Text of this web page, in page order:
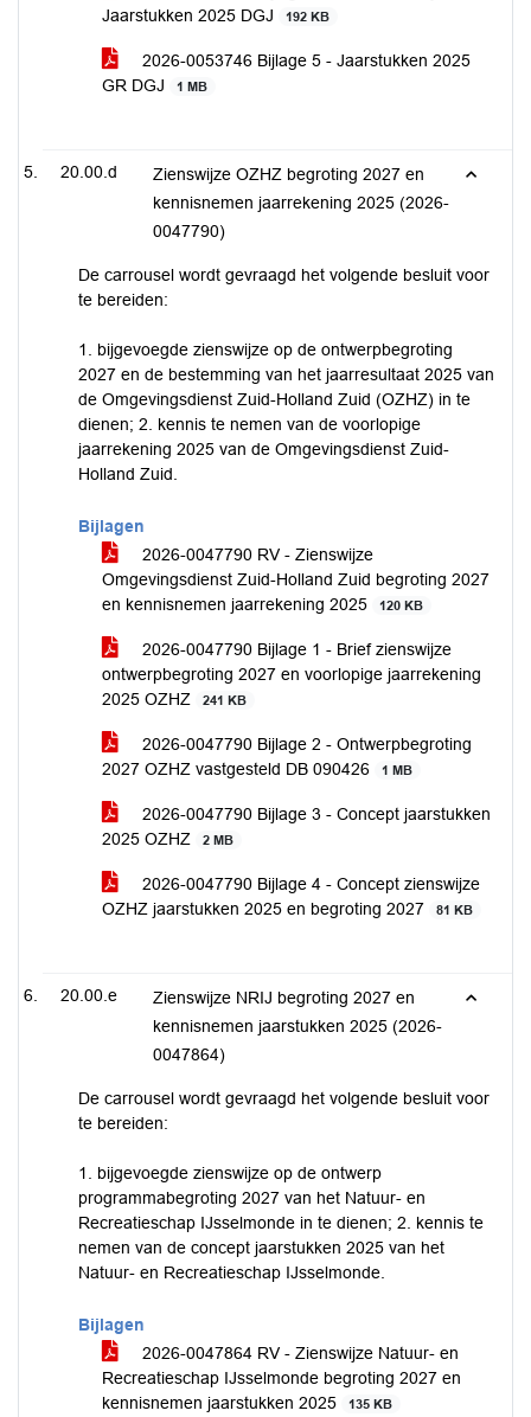
Jaarstukken 2025 DGJ
192 KB
2026-0053746 Bijlage 5 - Jaarstukken 2025
GR DGJ
1 MB
20.00.d
Zienswijze OZHZ begroting 2027 en
kennisnemen jaarrekening 2025 (2026-
0047790)
De carrousel wordt gevraagd het volgende besluit voor
te bereiden:
1. bijgevoegde zienswijze op de ontwerpbegroting
2027 en de bestemming van het jaarresultaat 2025 van
de Omgevingsdienst Zuid-Holland Zuid (OZHZ) in te
dienen; 2. kennis te nemen van de voorlopige
jaarrekening 2025 van de Omgevingsdienst Zuid-
Holland Zuid.
Bijlagen
2026-0047790 RV - Zienswijze
Omgevingsdienst Zuid-Holland Zuid begroting 2027
en kennisnemen jaarrekening 2025
120 KB
2026-0047790 Bijlage 1 - Brief zienswijze
ontwerpbegroting 2027 en voorlopige jaarrekening
2025 OZHZ
241 KB
2026-0047790 Bijlage 2 - Ontwerpbegroting
2027 OZHZ vastgesteld DB 090426
1 MB
2026-0047790 Bijlage 3 - Concept jaarstukken
2025 OZHZ
2 MB
2026-0047790 Bijlage 4 - Concept zienswijze
OZHZ jaarstukken 2025 en begroting 2027
81 KB
20.00.e
Zienswijze NRIJ begroting 2027 en
kennisnemen jaarstukken 2025 (2026-
0047864)
De carrousel wordt gevraagd het volgende besluit voor
te bereiden:
1. bijgevoegde zienswijze op de ontwerp
programmabegroting 2027 van het Natuur- en
Recreatieschap IJsselmonde in te dienen; 2. kennis te
nemen van de concept jaarstukken 2025 van het
Natuur- en Recreatieschap IJsselmonde.
Bijlagen
2026-0047864 RV - Zienswijze Natuur- en
Recreatieschap IJsselmonde begroting 2027 en
kennisnemen jaarstukken 2025
135 KB